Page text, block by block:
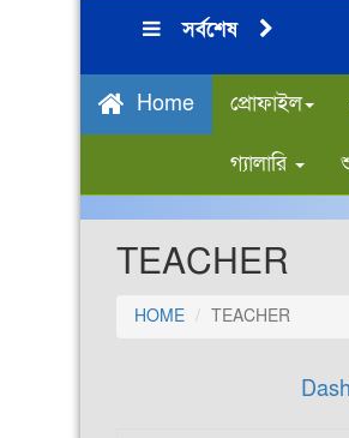
সর্বশেষ
Home প্রোফাইল
গ্যালারি
TEACHER
HOME TEACHER